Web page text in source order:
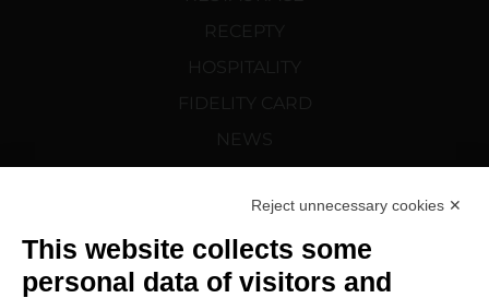
Reject unnecessary cookies ✕
This website collects some
personal data of visitors and